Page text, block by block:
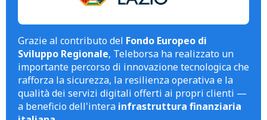
Grazie al contributo del Fondo Europeo di
Sviluppo Regionale, Teleborsa ha realizzato un
importante percorso di innovazione tecnologica che
rafforza la sicurezza, la resilienza operativa e la
qualità dei servizi digitali offerti ai propri clienti —
a beneficio dell'intera infrastruttura finanziaria